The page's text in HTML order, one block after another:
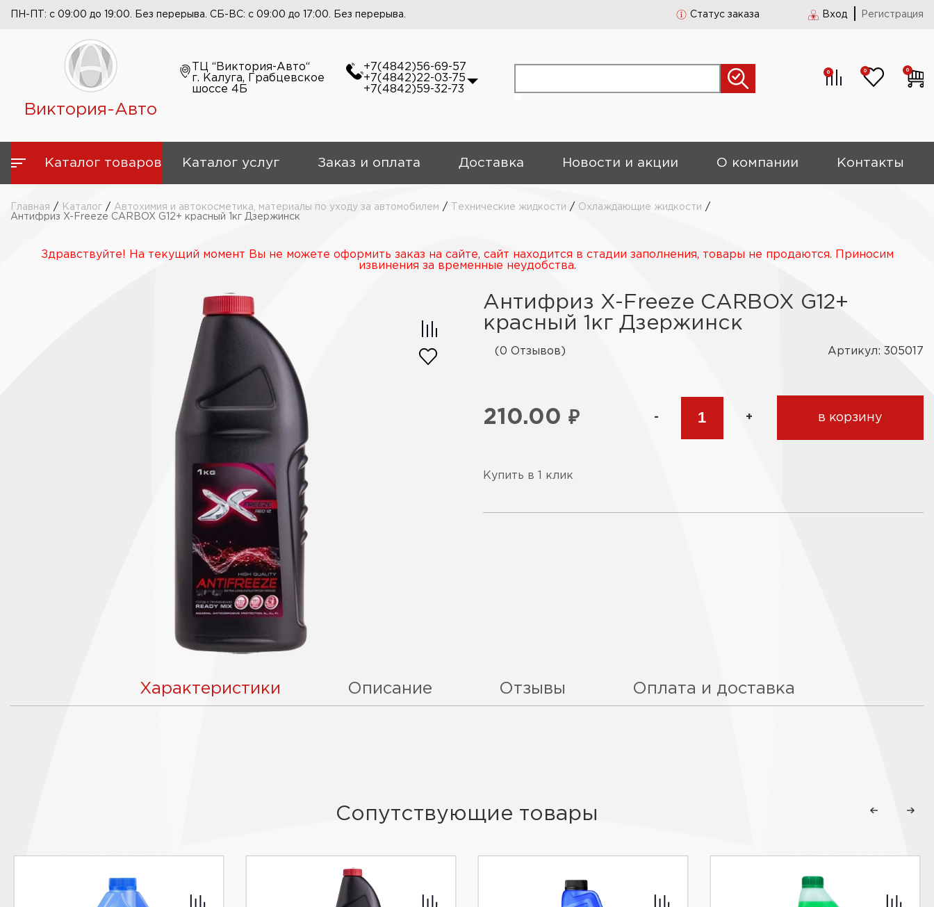
ПН-ПТ: с 09:00 до 19:00. Без перерыва. СБ-ВС: с 09:00 до 17:00. Без перерыва. Статус заказа Вход Регистрация
Виктория-Авто
ТЦ “Виктория-Авто“
г. Калуга, Грабцевское
шоссе 4Б
+7(4842)56-69-57
+7(4842)22-03-75
+7(4842)59-32-73
0 0 0
Каталог товаров Каталог услуг Заказ и оплата Доставка Новости и акции О компании Контакты
Главная / Каталог / Автохимия и автокосметика, материалы по уходу за автомобилем / Технические жидкости / Охлаждающие жидкости /
Антифриз X-Freeze CARBOX G12+ красный 1кг Дзержинск
Здравствуйте! На текущий момент Вы не можете оформить заказ на сайте, сайт находится в стадии заполнения, товары не продаются. Приносим
извинения за временные неудобства.
Антифриз X-Freeze CARBOX G12+
красный 1кг Дзержинск
(0 Отзывов) Артикул: 305017
210.00 ₽ - + в корзину
Купить в 1 клик
Характеристики Описание Отзывы Оплата и доставка
Сопутствующие товары